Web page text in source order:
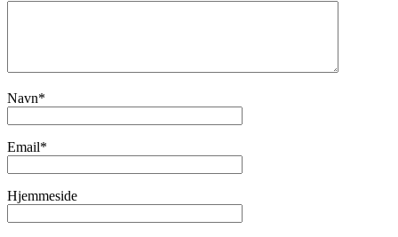
Navn*
Email*
Hjemmeside